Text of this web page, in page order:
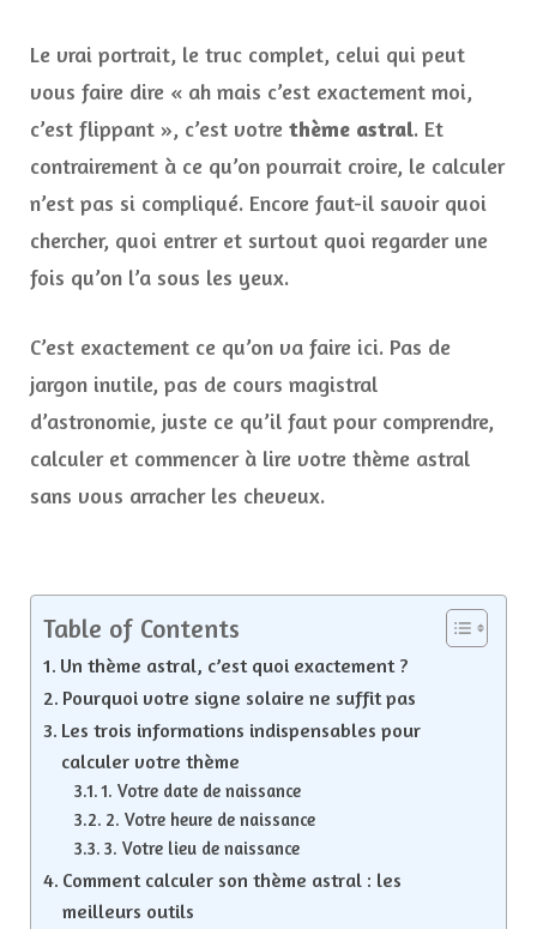
Le vrai portrait, le truc complet, celui qui peut
vous faire dire « ah mais c’est exactement moi,
c’est flippant », c’est votre thème astral. Et
contrairement à ce qu’on pourrait croire, le calculer
n’est pas si compliqué. Encore faut-il savoir quoi
chercher, quoi entrer et surtout quoi regarder une
fois qu’on l’a sous les yeux.
C’est exactement ce qu’on va faire ici. Pas de
jargon inutile, pas de cours magistral
d’astronomie, juste ce qu’il faut pour comprendre,
calculer et commencer à lire votre thème astral
sans vous arracher les cheveux.
Table of Contents
Un thème astral, c’est quoi exactement ?
Pourquoi votre signe solaire ne suffit pas
Les trois informations indispensables pour
calculer votre thème
1. Votre date de naissance
2. Votre heure de naissance
3. Votre lieu de naissance
Comment calculer son thème astral : les
meilleurs outils